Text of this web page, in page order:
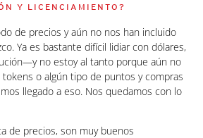
Y LICENCIAMIENTO?
de precios y aún no nos han incluido
Ya es bastante difícil lidiar con dólares,
no estoy al tanto porque aún no
o algún tipo de puntos y compras
llegado a eso. Nos quedamos con lo
de precios, son muy buenos